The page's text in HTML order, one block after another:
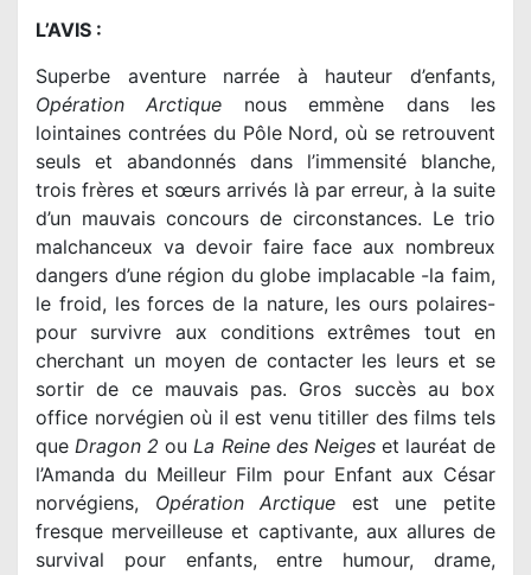
L’AVIS :
Superbe aventure narrée à hauteur d’enfants,
Opération Arctique nous emmène dans les
lointaines contrées du Pôle Nord, où se retrouvent
seuls et abandonnés dans l’immensité blanche,
trois frères et sœurs arrivés là par erreur, à la suite
d’un mauvais concours de circonstances. Le trio
malchanceux va devoir faire face aux nombreux
dangers d’une région du globe implacable -la faim,
le froid, les forces de la nature, les ours polaires-
pour survivre aux conditions extrêmes tout en
cherchant un moyen de contacter les leurs et se
sortir de ce mauvais pas. Gros succès au box
office norvégien où il est venu titiller des films tels
queDragon 2 ouLa Reine des Neigeset lauréat de
l’Amanda du Meilleur Film pour Enfant aux César
norvégiens, Opération Arctique est une petite
fresque merveilleuse et captivante, aux allures de
survival pour enfants, entre humour, drame,